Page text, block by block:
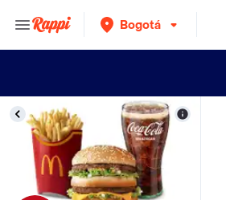
Bogotá